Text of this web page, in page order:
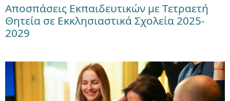
Αποσπάσεις Εκπαιδευτικών με Τετραετή
Θητεία σε Εκκλησιαστικά Σχολεία 2025-
2029